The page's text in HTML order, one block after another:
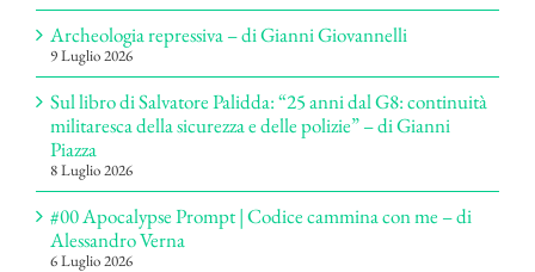
Archeologia repressiva – di Gianni Giovannelli
9 Luglio 2026
Sul libro di Salvatore Palidda: “25 anni dal G8: continuità
militaresca della sicurezza e delle polizie” – di Gianni
Piazza
8 Luglio 2026
#00 Apocalypse Prompt | Codice cammina con me – di
Alessandro Verna
6 Luglio 2026